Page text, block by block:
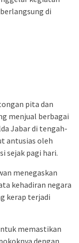
di
pita dan
menjual berbagai
Jabar di tengah-
antusias oleh
sejak pagi hari.
menegaskan
kehadiran negara
kerap terjadi
memastikan
dengan